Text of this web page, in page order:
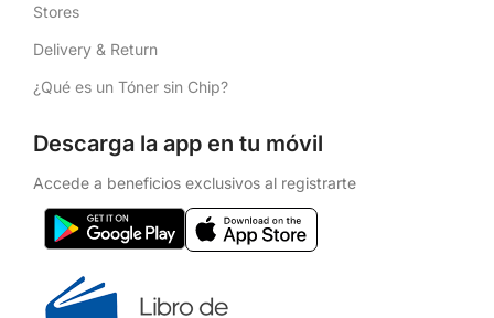
Stores
Delivery & Return
¿Qué es un Tóner sin Chip?
Descarga la app en tu móvil
Accede a beneficios exclusivos al registrarte